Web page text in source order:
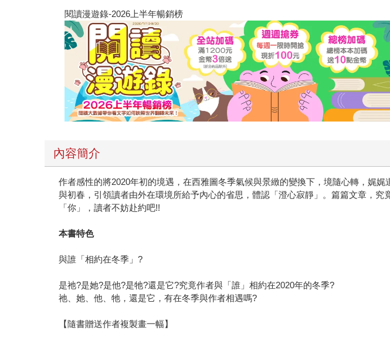
閱讀漫遊錄-2026上半年暢銷榜
內容簡介
作者感性的將2020年初的境遇，在西雅圖冬季氣候與景緻的變換下，境隨心轉，娓
與初春，引領讀者由外在環境所給予內心的省思，體認「澄心寂靜」。篇篇文章，
「你」，讀者不妨赴約吧!!
本書特色
與誰「相約在冬季」?
是祂?是她?是他?是牠?還是它?究竟作者與「誰」相約在2020年的冬季?
祂、她、他、牠，還是它，有在冬季與作者相遇嗎?
【隨書贈送作者複製畫一幅】